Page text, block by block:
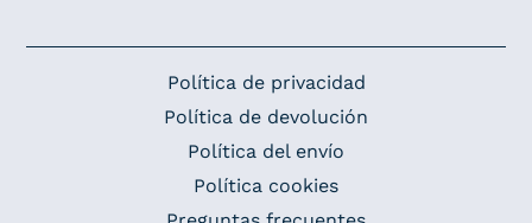
Política de privacidad
Política de devolución
Política del envío
Política cookies